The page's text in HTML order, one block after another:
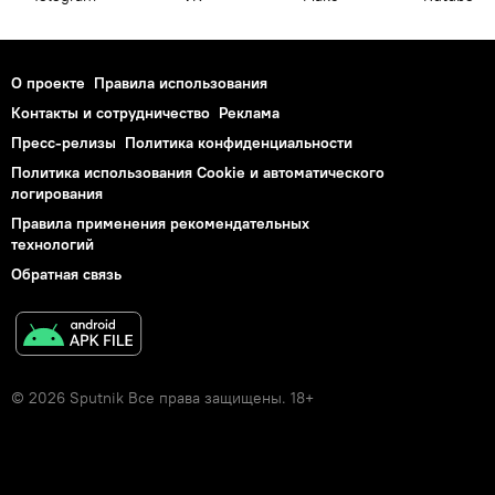
О проекте Правила использования
Контакты и сотрудничество Реклама
Пресс-релизы Политика конфиденциальности
Политика использования Cookie и автоматического
логирования
Правила применения рекомендательных
технологий
Обратная связь
© 2026 Sputnik Все права защищены. 18+